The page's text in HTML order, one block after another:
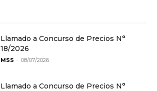
Llamado a Concurso de Precios N°
18/2026
MSS - 08/07/2026
Llamado a Concurso de Precios N°